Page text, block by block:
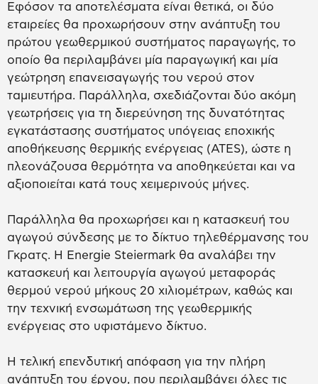
Εφόσον τα αποτελέσματα είναι θετικά, οι δύο
εταιρείες θα προχωρήσουν στην ανάπτυξη του
πρώτου γεωθερμικού συστήματος παραγωγής, το
οποίο θα περιλαμβάνει μία παραγωγική και μία
γεώτρηση επανεισαγωγής του νερού στον
ταμιευτήρα. Παράλληλα, σχεδιάζονται δύο ακόμη
γεωτρήσεις για τη διερεύνηση της δυνατότητας
εγκατάστασης συστήματος υπόγειας εποχικής
αποθήκευσης θερμικής ενέργειας (ATES), ώστε η
πλεονάζουσα θερμότητα να αποθηκεύεται και να
αξιοποιείται κατά τους χειμερινούς μήνες.
Παράλληλα θα προχωρήσει και η κατασκευή του
αγωγού σύνδεσης με το δίκτυο τηλεθέρμανσης του
Γκρατς. Η Energie Steiermark θα αναλάβει την
κατασκευή και λειτουργία αγωγού μεταφοράς
θερμού νερού μήκους 20 χιλιομέτρων, καθώς και
την τεχνική ενσωμάτωση της γεωθερμικής
ενέργειας στο υφιστάμενο δίκτυο.
Η τελική επενδυτική απόφαση για την πλήρη
ανάπτυξη του έργου, που περιλαμβάνει όλες τις